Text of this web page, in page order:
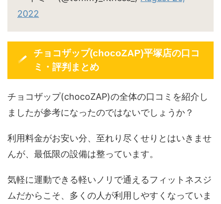
2022
チョコザップ(chocoZAP)平塚店の口コ
ミ・評判まとめ
チョコザップ(chocoZAP)の全体の口コミを紹介し
ましたが参考になったのではないでしょうか？
利用料金がお安い分、至れり尽くせりとはいきませ
んが、最低限の設備は整っています。
気軽に運動できる軽いノリで通えるフィットネスジ
ムだからこそ、多くの人が利用しやすくなっていま